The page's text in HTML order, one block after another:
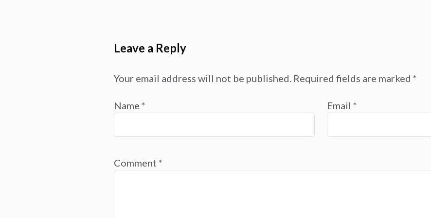
Leave a Reply
Your email address will not be published. Required fields are marked *
Name * Email *
Comment *